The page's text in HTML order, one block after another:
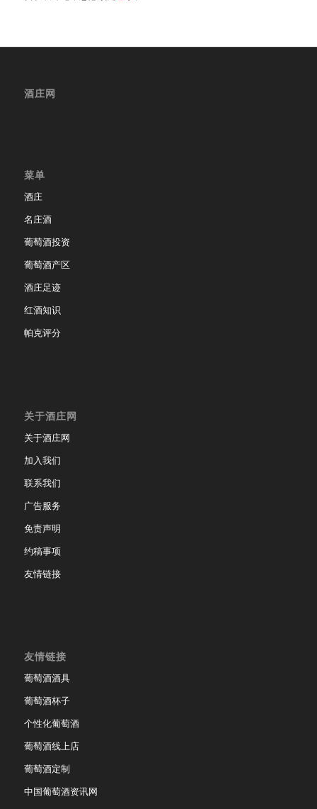
酒庄网
菜单
酒庄
名庄酒
葡萄酒投资
葡萄酒产区
酒庄足迹
红酒知识
帕克评分
关于酒庄网
关于酒庄网
加入我们
联系我们
广告服务
免责声明
约稿事项
友情链接
友情链接
葡萄酒酒具
葡萄酒杯子
个性化葡萄酒
葡萄酒线上店
葡萄酒定制
中国葡萄酒资讯网